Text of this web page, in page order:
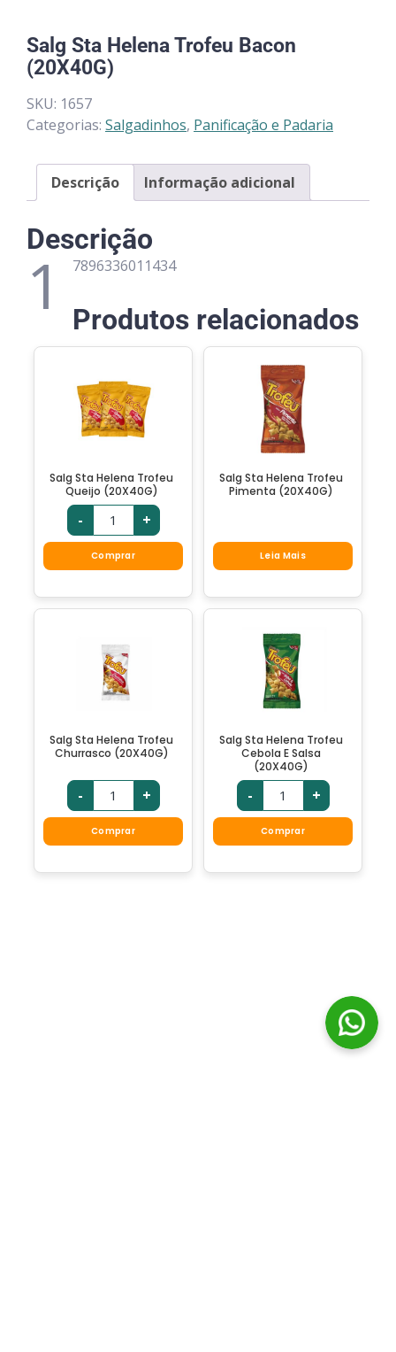
Salg Sta Helena Trofeu Bacon
(20X40G)
SKU: 1657
Categorias: Salgadinhos, Panificação e Padaria
Descrição Informação adicional
Descrição
1 7896336011434
Produtos relacionados
Salg Sta Helena Trofeu
Queijo (20X40G)
- +
Comprar
Salg Sta Helena Trofeu
Pimenta (20X40G)
Leia Mais
Salg Sta Helena Trofeu
Churrasco (20X40G)
- +
Comprar
Salg Sta Helena Trofeu
Cebola E Salsa
(20X40G)
- +
Comprar